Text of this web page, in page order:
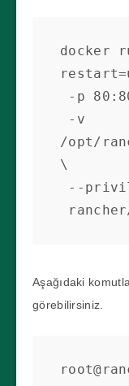
docker
/opt/
\
Aşağıdaki
görebilirsiniz.